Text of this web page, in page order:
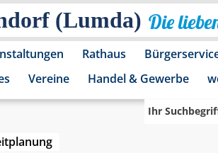
(Lumda) Die
Rathaus
Vereine Handel & Gewerbe
Ihr